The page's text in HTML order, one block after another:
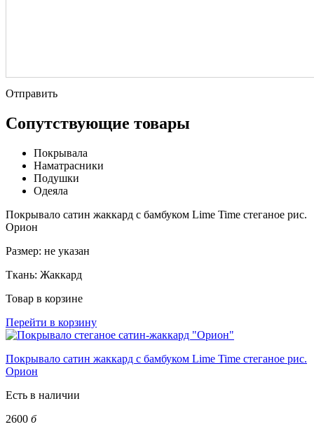
Отправить
Сопутствующие товары
Покрывала
Наматрасники
Подушки
Одеяла
Покрывало сатин жаккард с бамбуком Lime Time стеганое рис.
Орион
Размер: не указан
Ткань: Жаккард
Товар в корзине
Перейти в корзину
Покрывало сатин жаккард с бамбуком Lime Time стеганое рис.
Орион
Есть в наличии
2600 б